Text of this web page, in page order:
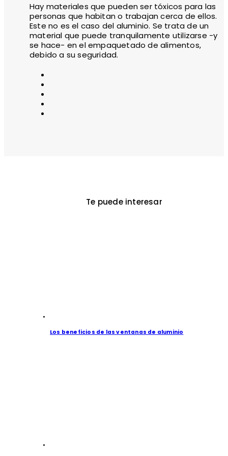
Hay materiales que pueden ser tóxicos para las
personas que habitan o trabajan cerca de ellos.
Este no es el caso del aluminio. Se trata de un
material que puede tranquilamente utilizarse -y
se hace- en el empaquetado de alimentos,
debido a su seguridad.
Te puede interesar
Los beneficios de las ventanas de aluminio